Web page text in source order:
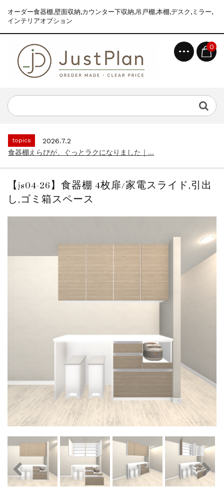
オーダー食器棚,壁面収納,カウンター下収納,吊戸棚,本棚,デスク,ミラー,
インテリアオプション
0
食器棚えらびが、ぐっとラクになりました｜...
news
2026.8.6
topics
2026.7.2
食器棚えらびが、ぐっとラクになりました｜...
topics
2026.7.2
食器棚えらびが、ぐっとラクになりました｜...
【js04-26】食器棚 4枚扉/家電スライド,引出
し,ゴミ箱スペース